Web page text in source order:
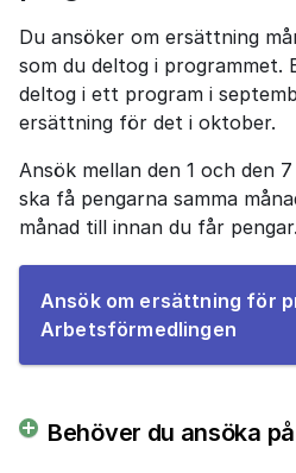
Du ansöker om ersättning
som du deltog i programmet.
deltog i ett program i
ersättning för det i oktober.
Ansök mellan den 1 och den
ska få pengarna samma
månad till innan du får pengar.
Ansök om ersättning för
ArbetsförmedlingenTill
Behöver du ansöka